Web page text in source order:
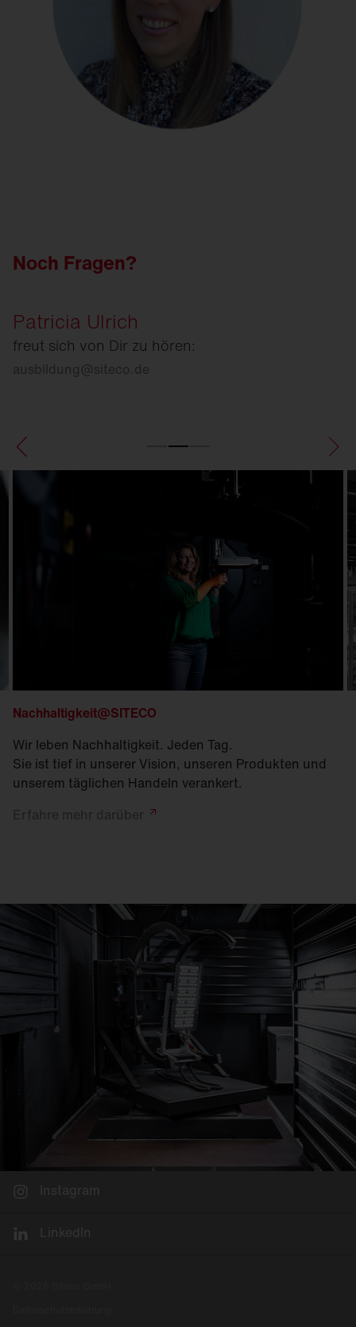
Noch Fragen?
Patricia Ulrich
freut sich von Dir zu hören:
ausbildung@siteco.de
Nachhaltigkeit@SITECO
Wir leben Nachhaltigkeit. Jeden Tag.
Sie ist tief in unserer Vision, unseren Produkten und
unserem täglichen Handeln verankert.
Erfahre mehr darüber
Instagram
LinkedIn